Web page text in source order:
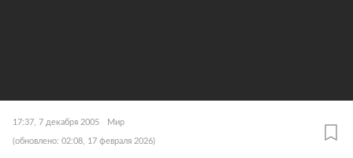
17:37, 7 декабря 2005 Мир
(обновлено: 02:08, 17 февраля 2026)